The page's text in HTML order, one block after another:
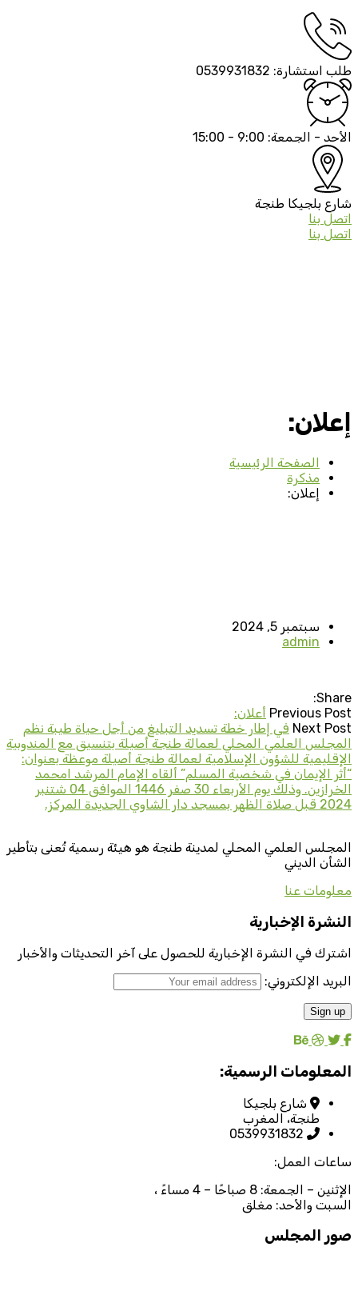
طلب استشارة: 0539931832
الأحد - الجمعة: 9:00 - 15:00
شارع بلجيكا طنجة
اتصل بنا
اتصل بنا
إعلان:
الصفحة الرئيسية
مذكرة
إعلان:
سبتمبر 5, 2024
admin
Share:
Previous Post أعلان:
Next Post في إطار خطة تسديد التبليغ من أجل حياة طيبة نظم
المجلس العلمي المحلي لعمالة طنجة أصيلة بتنسيق مع المندوبية
الإقليمية للشؤون الإسلامية لعمالة طنجة أصيلة موعظة بعنوان:
“أثر الإيمان في شخصية المسلم” ألقاه الإمام المرشد امحمد
الخرازين. وذلك يوم الأربعاء 30 صفر 1446 الموافق 04 شتنبر
2024 قبل صلاة الظهر بمسجد دار الشاوي الجديدة المركز.
المجلس العلمي المحلي لمدينة طنجة هو هيئة رسمية تُعنى بتأطير
الشأن الديني
معلومات عنا
النشرة الإخبارية
اشترك في النشرة الإخبارية للحصول على آخر التحديثات والأخبار
البريد الإلكتروني:
المعلومات الرسمية:
شارع بلجيكا
طنجة، المغرب
0539931832
ساعات العمل:
الإثنين – الجمعة: 8 صباحًا – 4 مساءً ،
السبت والأحد: مغلق
صور المجلس